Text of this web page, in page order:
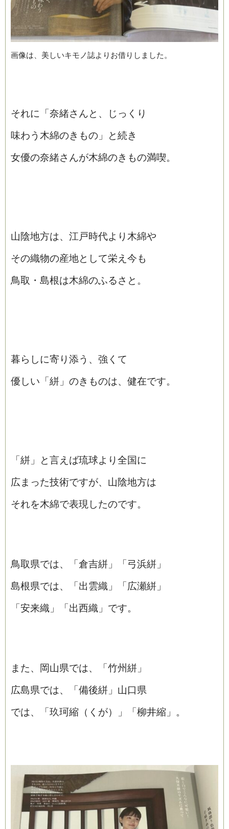
画像は、美しいキモノ誌よりお借りしました。
それに「奈緒さんと、じっくり
味わう木綿のきもの」と続き
女優の奈緒さんが木綿のきもの満喫。
山陰地方は、江戸時代より木綿や
その織物の産地として栄え今も
鳥取・島根は木綿のふるさと。
暮らしに寄り添う、強くて
優しい「絣」のきものは、健在です。
「絣」と言えば琉球より全国に
広まった技術ですが、山陰地方は
それを木綿で表現したのです。
鳥取県では、「倉吉絣」「弓浜絣」
島根県では、「出雲織」「広瀬絣」
「安来織」「出西織」です。
また、岡山県では、「竹州絣」
広島県では、「備後絣」山口県
では、「玖珂縮（くが）」「柳井縮」。